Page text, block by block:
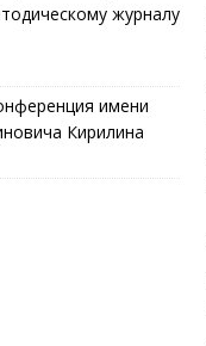
журналу
имени
Кирилина